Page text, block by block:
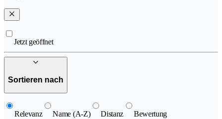
Jetzt geöffnet
Sortieren nach
Relevanz Name (A-Z) Distanz Bewertung